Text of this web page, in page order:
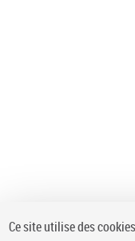
Ce site utilise des